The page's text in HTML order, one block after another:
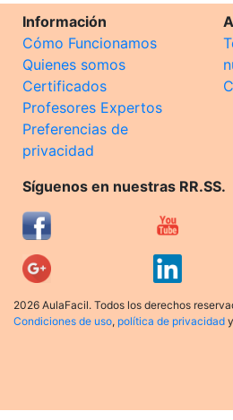
Información
Cómo Funcionamos
Quienes somos
Certificados
Profesores Expertos
Preferencias de
privacidad
Síguenos en nuestras RR.SS.
2026 AulaFacil. Todos los derechos
Condiciones de uso, política de privacidad y